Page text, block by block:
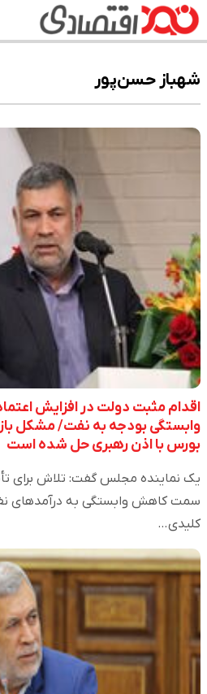
شهباز حسن‌پور
اقدام مثبت دولت در افزایش
وابستگی بودجه به نفت/ مشکل
بورس با اذن رهبری حل شده است
یک نماینده مجلس گفت: تلاش برای
سمت کاهش وابستگی به درآمدهای
کلیدی…